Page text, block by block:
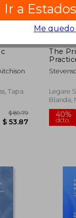
$ 20.36
Tapa
The
Legare
Blanda,
Ir a
Me